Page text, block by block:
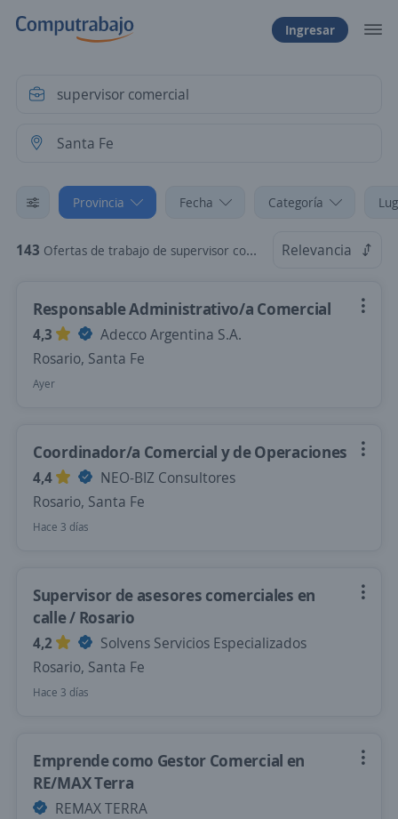
Ingresar
Provincia Fecha Categoría
143 Ofertas de trabajo de supervisor comercial en Santa Fe Relevancia
Responsable Administrativo/a Comercial
4,3
Adecco Argentina S.A.
Rosario, Santa Fe
Ayer
Coordinador/a Comercial y de Operaciones
4,4
NEO-BIZ Consultores
Rosario, Santa Fe
Hace 3 días
Supervisor de asesores comerciales en
calle / Rosario
4,2
Solvens Servicios Especializados
Rosario, Santa Fe
Hace 3 días
Emprende como Gestor Comercial en
RE/MAX Terra
REMAX TERRA